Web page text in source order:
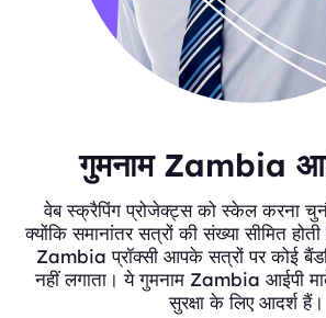
गुमनाम Zambia
वेब स्क्रैपिंग प्रोजेक्ट्स को स्केल करना
क्योंकि समानांतर सत्रों की संख्या सीमित
Zambia प्रॉक्सी आपके सत्रों पर कोई
नहीं लगाता। ये गुमनाम Zambia आईपी
सुरक्षा के लिए आदर्श हैं।